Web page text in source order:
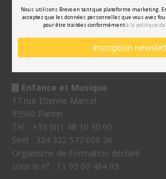
Nous utilisons Brevo en tant que plateforme marketing.
acceptez que les données personnelles que vous avez
pour être traitées conformémentà la politique de
Enfance et Musique
17 rue Etienne Marcel
93500 Pantin
Tél. : +33 (0)1 48 10 30 00
Siret : 324 322 577 000 36
Organisme de Formation déclaré
sous le n° : 11 93 00 484 93